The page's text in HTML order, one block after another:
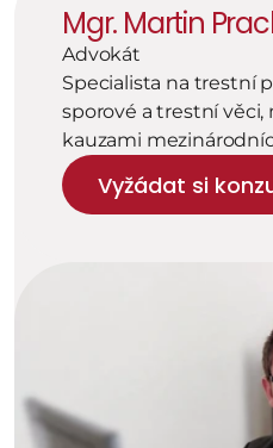
Mgr. Martin
Advokát
Specialista na trestní
sporové a trestní
kauzami
Vyžádat si